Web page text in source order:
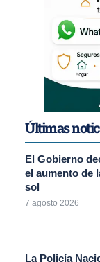
Últimas
El Gobierno
el aumento de
sol
7 agosto 2026
La Policía